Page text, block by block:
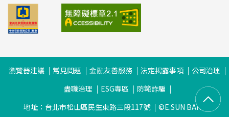
瀏覽器建議 常見問題 金融友善服務 法定揭露事項
公司治理
盡職治理
ESG專區
防範詐騙
地址：台北市松山區民生東路三段117號
©E.SUN BANK